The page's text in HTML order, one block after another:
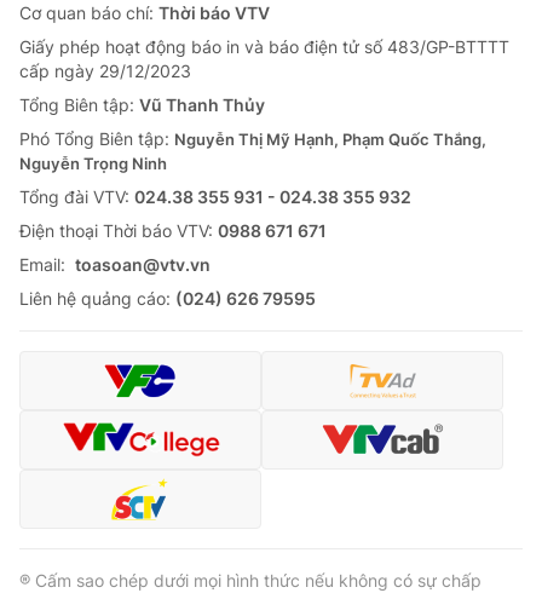
Cơ quan báo chí: Thời báo VTV
Giấy phép hoạt động báo in và báo điện tử số 483/GP-BTTTT
cấp ngày 29/12/2023
Tổng Biên tập: Vũ Thanh Thủy
Phó Tổng Biên tập: Nguyễn Thị Mỹ Hạnh, Phạm Quốc Thắng,
Nguyễn Trọng Ninh
Tổng đài VTV: 024.38 355 931 - 024.38 355 932
Ðiện thoại Thời báo VTV: 0988 671 671
Email: toasoan@vtv.vn
Liên hệ quảng cáo: (024) 626 79595
® Cấm sao chép dưới mọi hình thức nếu không có sự chấp